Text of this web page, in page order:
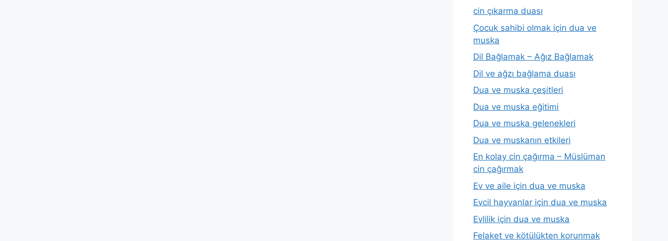
cin çıkarma duası
Çocuk sahibi olmak için dua ve
muska
Dil Bağlamak – Ağız Bağlamak
Dil ve ağzı bağlama duası
Dua ve muska çeşitleri
Dua ve muska eğitimi
Dua ve muska gelenekleri
Dua ve muskanın etkileri
En kolay cin çağırma – Müslüman
cin çağırmak
Ev ve aile için dua ve muska
Evcil hayvanlar için dua ve muska
Evlilik için dua ve muska
Felaket ve kötülükten korunmak